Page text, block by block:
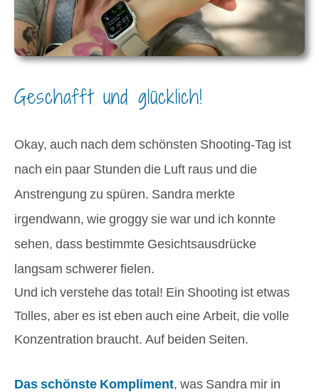
Geschafft und glücklich!
Okay, auch nach dem schönsten Shooting-Tag ist
nach ein paar Stunden die Luft raus und die
Anstrengung zu spüren. Sandra merkte
irgendwann, wie groggy sie war und ich konnte
sehen, dass bestimmte Gesichtsausdrücke
langsam schwerer fielen.
Und ich verstehe das total! Ein Shooting ist etwas
Tolles, aber es ist eben auch eine Arbeit, die volle
Konzentration braucht. Auf beiden Seiten.
Das schönste Kompliment, was Sandra mir in